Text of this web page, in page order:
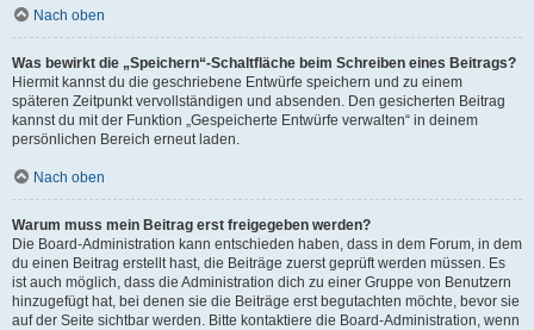
Nach oben
Was bewirkt die „Speichern“-Schaltfläche beim Schreiben eines Beitrags?
Hiermit kannst du die geschriebene Entwürfe speichern und zu einem
späteren Zeitpunkt vervollständigen und absenden. Den gesicherten Beitrag
kannst du mit der Funktion „Gespeicherte Entwürfe verwalten“ in deinem
persönlichen Bereich erneut laden.
Nach oben
Warum muss mein Beitrag erst freigegeben werden?
Die Board-Administration kann entschieden haben, dass in dem Forum, in dem
du einen Beitrag erstellt hast, die Beiträge zuerst geprüft werden müssen. Es
ist auch möglich, dass die Administration dich zu einer Gruppe von Benutzern
hinzugefügt hat, bei denen sie die Beiträge erst begutachten möchte, bevor sie
auf der Seite sichtbar werden. Bitte kontaktiere die Board-Administration, wenn